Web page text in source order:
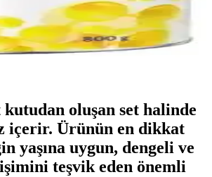
oluşan set halinde
içerir. Ürünün en dikkat
uygun, dengeli ve
teşvik eden önemli